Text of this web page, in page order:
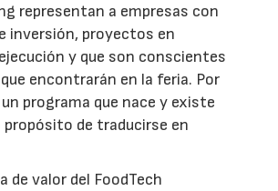
representan a empresas con
inversión, proyectos en
y que son conscientes
encontrarán en la feria. Por
programa que nace y existe
propósito de traducirse en
de valor del FoodTech